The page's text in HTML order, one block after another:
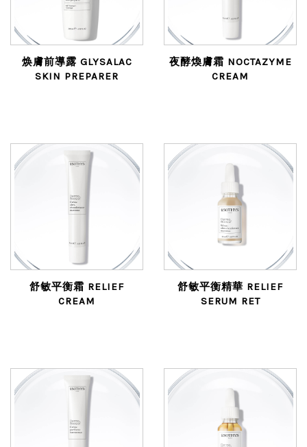
焕膚前導露 GLYSALAC
SKIN PREPARER
夜酵煥膚霜 NOCTAZYME
CREAM
舒敏平衡霜 RELIEF
CREAM
舒敏平衡精華 RELIEF
SERUM RET